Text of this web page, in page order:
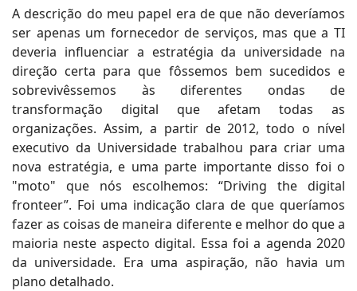
A descrição do meu papel era de que não deveríamos
ser apenas um fornecedor de serviços, mas que a TI
deveria influenciar a estratégia da universidade na
direção certa para que fôssemos bem sucedidos e
sobrevivêssemos às diferentes ondas de
transformação digital que afetam todas as
organizações. Assim, a partir de 2012, todo o nível
executivo da Universidade trabalhou para criar uma
nova estratégia, e uma parte importante disso foi o
"moto" que nós escolhemos: “Driving the digital
fronteer”. Foi uma indicação clara de que queríamos
fazer as coisas de maneira diferente e melhor do que a
maioria neste aspecto digital. Essa foi a agenda 2020
da universidade. Era uma aspiração, não havia um
plano detalhado.